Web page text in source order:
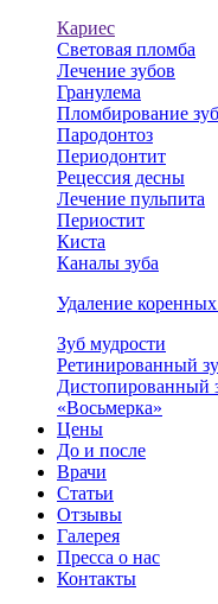
Кариес
Световая пломба
Лечение зубов
Гранулема
Пломбирование
Пародонтоз
Периодонтит
Рецессия десны
Лечение пульпита
Периостит
Киста
Каналы зуба
Удаление коренных
Зуб мудрости
Ретинированный
Дистопированный
«Восьмерка»
Цены
До и после
Врачи
Статьи
Отзывы
Галерея
Пресса о нас
Контакты